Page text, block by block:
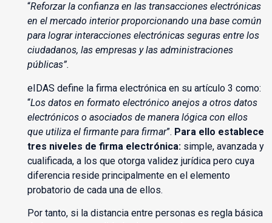
“Reforzar la confianza en las transacciones electrónicas
en el mercado interior proporcionando una base común
para lograr interacciones electrónicas seguras entre los
ciudadanos, las empresas y las administraciones
públicas”.
eIDAS define la firma electrónica en su artículo 3 como:
“Los datos en formato electrónico anejos a otros datos
electrónicos o asociados de manera lógica con ellos
que utiliza el firmante para firmar”. Para ello establece
tres niveles de firma electrónica:simple, avanzada y
cualificada, a los que otorga validez jurídica pero cuya
diferencia reside principalmente en el elemento
probatorio de cada una de ellos.
Por tanto, si la distancia entre personas es regla básica